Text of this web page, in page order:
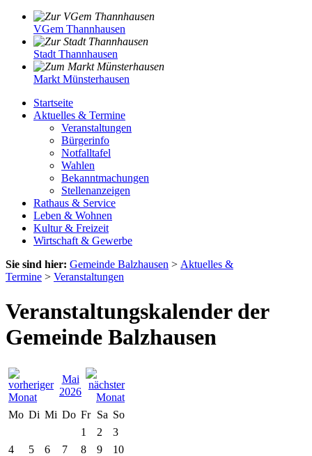
VGem Thannhausen
Stadt Thannhausen
Markt Münsterhausen
Startseite
Aktuelles & Termine
Veranstaltungen
Bürgerinfo
Notfalltafel
Wahlen
Bekanntmachungen
Stellenanzeigen
Rathaus & Service
Leben & Wohnen
Kultur & Freizeit
Wirtschaft & Gewerbe
Sie sind hier: Gemeinde Balzhausen > Aktuelles &
Termine > Veranstaltungen
Veranstaltungskalender der
Gemeinde Balzhausen
Mai
2026
Mo Di Mi Do Fr Sa So
1
2
3
4
5 6 7 8 9
10